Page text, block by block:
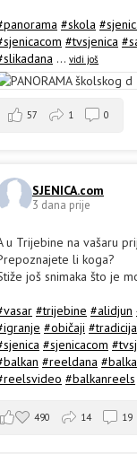
#skola
#tvsjenica
... vidi još
57 1 0
SJENICA.com
3 dana prije
u Trijebine na vašaru
li koga?
još snimaka što je
#trijebine #alidjun
#običaji #tradicija
#sjenicacom
#reeldana
#balkanreels
490 14 19